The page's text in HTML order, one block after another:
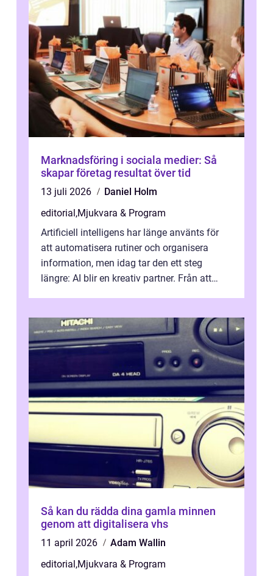
Marknadsföring i sociala medier: Så
skapar företag resultat över tid
13 juli 2026
Daniel Holm
editorial ,Mjukvara & Program
Artificiell intelligens har länge använts för
att automatisera rutiner och organisera
information, men idag tar den ett steg
längre: AI blir en kreativ partner. Från att
Så kan du rädda dina gamla minnen
genom att digitalisera vhs
11 april 2026
Adam Wallin
editorial ,Mjukvara & Program